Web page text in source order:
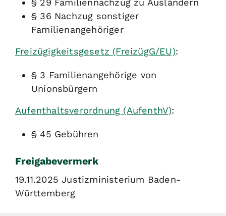
§ 29 Familiennachzug zu Ausländern
§ 36 Nachzug sonstiger
Familienangehöriger
Freizügigkeitsgesetz (FreizügG/EU):
§ 3 Familienangehörige von
Unionsbürgern
Aufenthaltsverordnung (AufenthV):
§ 45 Gebühren
Freigabevermerk
19.11.2025 Justizministerium Baden-
Württemberg